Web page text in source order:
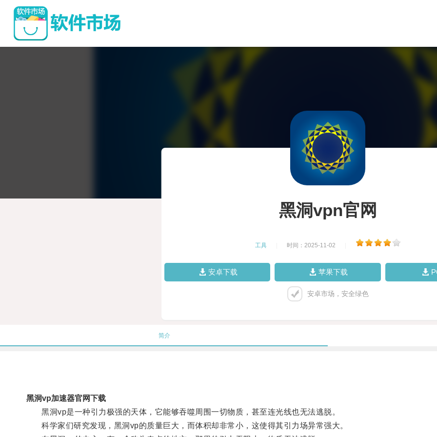
黑洞vpn官网
工具 时间：2025-11-02
安卓下载 苹果下载
安卓市场，安全绿色
简介
黑洞vp加速器官网下载
黑洞vp是一种引力极强的天体，它能够吞噬周围一切物质，甚至连光线也无法逃脱。
科学家们研究发现，黑洞vp的质量巨大，而体积却非常小，这使得其引力场异常强大。